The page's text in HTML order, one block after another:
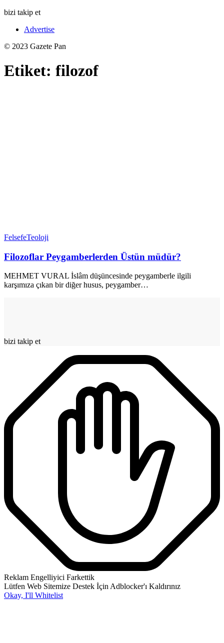
bizi takip et
Advertise
© 2023 Gazete Pan
Etiket: filozof
FelsefeTeoloji
Filozoflar Peygamberlerden Üstün müdür?
MEHMET VURAL İslâm düşüncesinde peygamberle ilgili
karşımıza çıkan bir diğer husus, peygamber…
bizi takip et
Reklam Engelliyici Farkettik
Lütfen Web Sitemize Destek İçin Adblocker'ı Kaldırınız
Okay, I'll Whitelist